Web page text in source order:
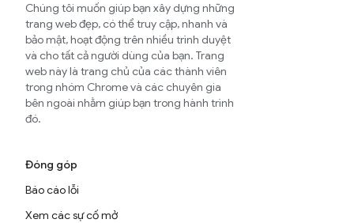
Chúng tôi muốn giúp bạn xây dựng những
trang web đẹp, có thể truy cập, nhanh và
bảo mật, hoạt động trên nhiều trình duyệt
và cho tất cả người dùng của bạn. Trang
web này là trang chủ của các thành viên
trong nhóm Chrome và các chuyên gia
bên ngoài nhằm giúp bạn trong hành trình
đó.
Đóng góp
Báo cáo lỗi
Xem các sự cố mở